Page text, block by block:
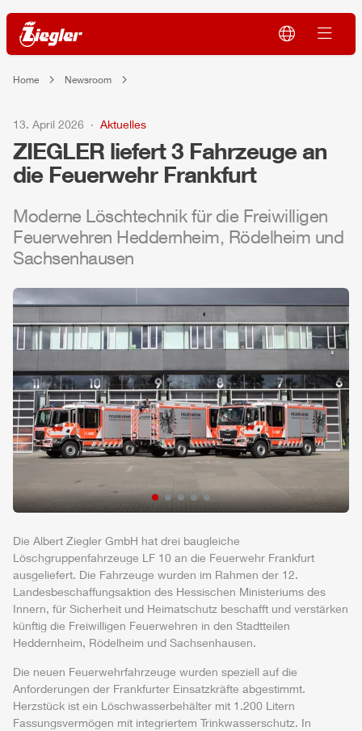
Home Newsroom
13. April 2026 Aktuelles
ZIEGLER liefert 3 Fahrzeuge an
die Feuerwehr Frankfurt
Moderne Löschtechnik für die Freiwilligen
Feuerwehren Heddernheim, Rödelheim und
Sachsenhausen
Die Albert Ziegler GmbH hat drei baugleiche
Löschgruppenfahrzeuge LF 10 an die Feuerwehr Frankfurt
ausgeliefert. Die Fahrzeuge wurden im Rahmen der 12.
Landesbeschaffungsaktion des Hessischen Ministeriums des
Innern, für Sicherheit und Heimatschutz beschafft und verstärken
künftig die Freiwilligen Feuerwehren in den Stadtteilen
Heddernheim, Rödelheim und Sachsenhausen.
Die neuen Feuerwehrfahrzeuge wurden speziell auf die
Anforderungen der Frankfurter Einsatzkräfte abgestimmt.
Herzstück ist ein Löschwasserbehälter mit 1.200 Litern
Fassungsvermögen mit integriertem Trinkwasserschutz. In